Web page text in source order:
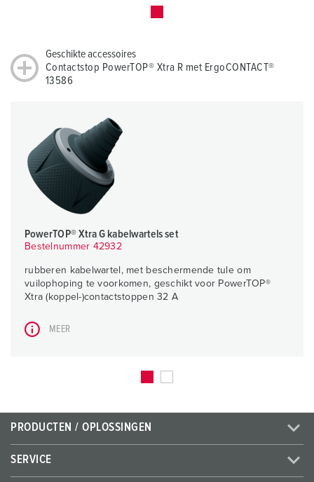
Geschikte accessoires
Contactstop PowerTOP® Xtra R met ErgoCONTACT®
13586
PowerTOP® Xtra G kabelwartels set
Bestelnummer 42932
rubberen kabelwartel, met beschermende tule om
vuilophoping te voorkomen, geschikt voor PowerTOP®
Xtra (koppel-)contactstoppen 32 A
MEER
PRODUCTEN / OPLOSSINGEN
SERVICE